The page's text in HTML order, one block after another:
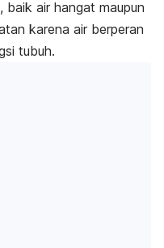
, baik air hangat maupun
karena air berperan
tubuh.